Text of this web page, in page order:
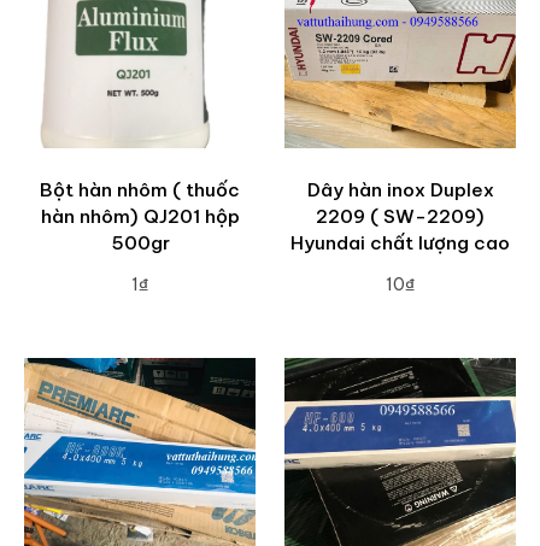
Bột hàn nhôm ( thuốc
hàn nhôm) QJ201 hộp
500gr
1₫
Dây hàn inox Duplex
2209 ( SW-2209)
Hyundai chất lượng cao
10₫